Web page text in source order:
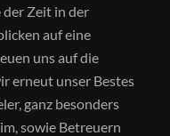
der Zeit in der
auf eine
uns auf die
erneut unser Bestes
ganz besonders
sowie Betreuern